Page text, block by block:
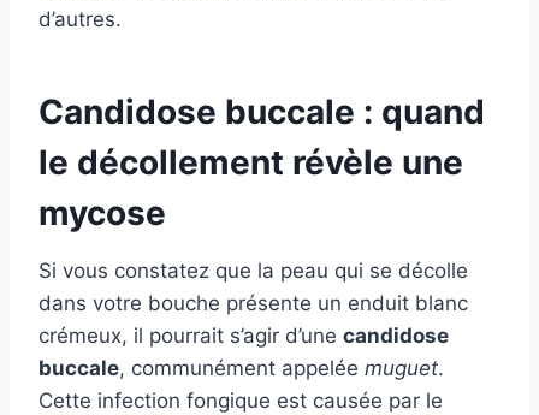
d’autres.
Candidose buccale : quand
le décollement révèle une
mycose
Si vous constatez que la peau qui se décolle
dans votre bouche présente un enduit blanc
crémeux, il pourrait s’agir d’une candidose
buccale, communément appelée muguet.
Cette infection fongique est causée par le